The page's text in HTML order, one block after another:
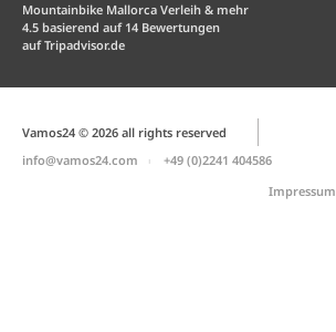
Mountainbike Mallorca Verleih & mehr
4.5 basierend auf 14 Bewertungen
aufTripadvisor.de
Vamos24 © 2026 all rights reserved
info@vamos24.com
+49 (0)2241 404586
Impressum